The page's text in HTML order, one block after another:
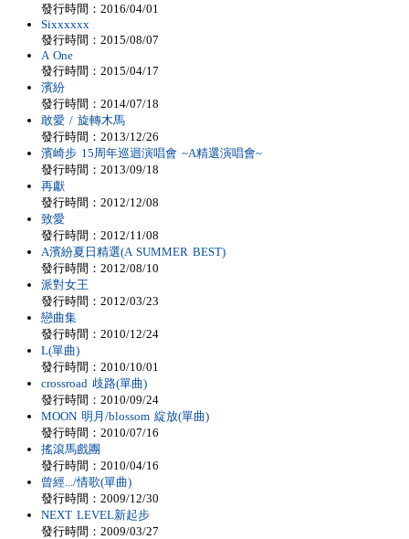
發行時間：2016/04/01
Sixxxxxx
發行時間：2015/08/07
A One
發行時間：2015/04/17
濱紛
發行時間：2014/07/18
敢愛 / 旋轉木馬
發行時間：2013/12/26
濱崎步 15周年巡迴演唱會 ~A精選演唱會~
發行時間：2013/09/18
再獻
發行時間：2012/12/08
致愛
發行時間：2012/11/08
A濱紛夏日精選(A SUMMER BEST)
發行時間：2012/08/10
派對女王
發行時間：2012/03/23
戀曲集
發行時間：2010/12/24
L(單曲)
發行時間：2010/10/01
crossroad 歧路(單曲)
發行時間：2010/09/24
MOON 明月/blossom 綻放(單曲)
發行時間：2010/07/16
搖滾馬戲團
發行時間：2010/04/16
曾經.../情歌(單曲)
發行時間：2009/12/30
NEXT LEVEL新起步
發行時間：2009/03/27